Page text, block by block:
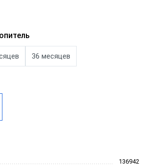
36 месяцев
136942